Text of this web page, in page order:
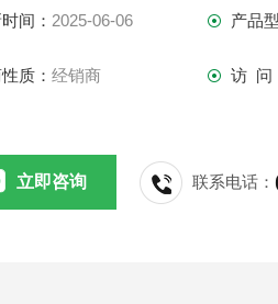
间： 2025-06-06 产品
质：经销商 访 问
立即咨询 联系电话：